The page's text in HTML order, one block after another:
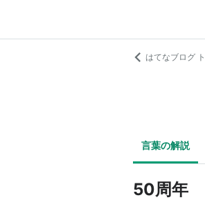
はてなブログ
言葉の解説
50周年